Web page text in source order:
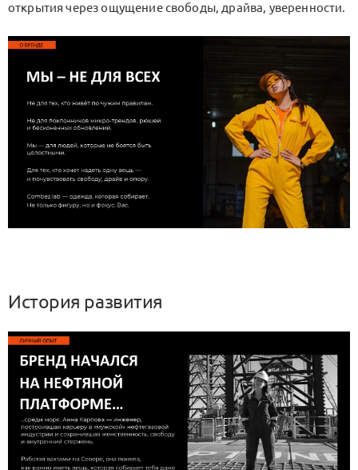
открытия через ощущение свободы, драйва, уверенности.
История развития